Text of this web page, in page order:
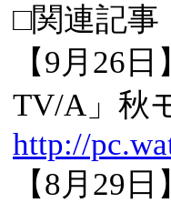
□関連記事
【9月26
TV/A」秋
http://
【8月29